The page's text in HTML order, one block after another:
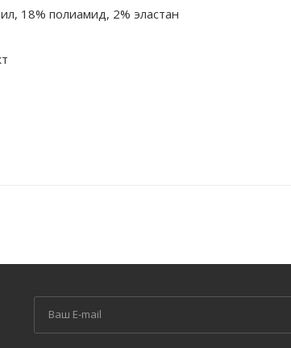
18% полиамид, 2% эластан